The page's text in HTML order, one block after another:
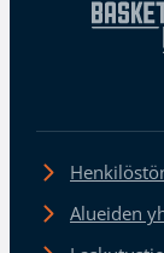
Alueiden